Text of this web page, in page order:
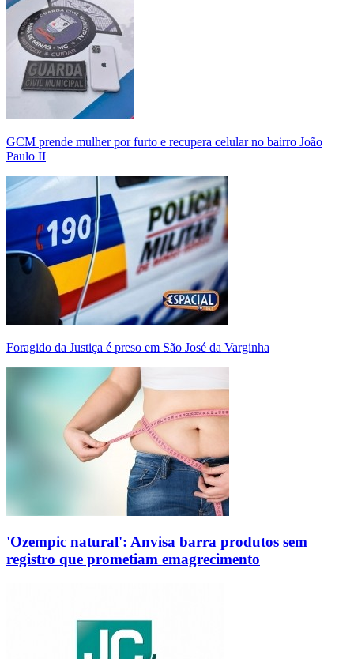
GCM prende mulher por furto e recupera celular no bairro João
Paulo II
Foragido da Justiça é preso em São José da Varginha
'Ozempic natural': Anvisa barra produtos sem
registro que prometiam emagrecimento